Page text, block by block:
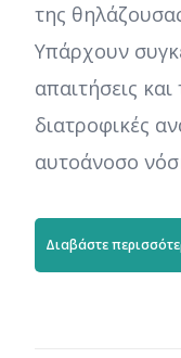
της
Υπάρχουν
απαιτήσεις
διατροφικές
αυτοάνοσο
Διαβάστε